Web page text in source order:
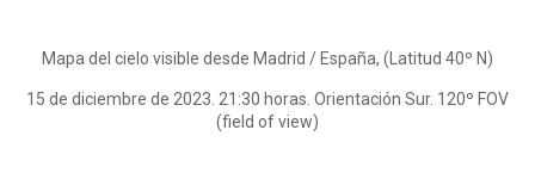
Mapa del cielo visible desde Madrid / España, (Latitud 40º N)
15 de diciembre de 2023. 21:30 horas. Orientación Sur. 120º FOV
(field of view)